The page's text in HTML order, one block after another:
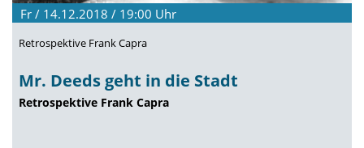
Fr / 14.12.2018 / 19:00 Uhr
Retrospektive Frank Capra
Mr. Deeds geht in die Stadt
Retrospektive Frank Capra